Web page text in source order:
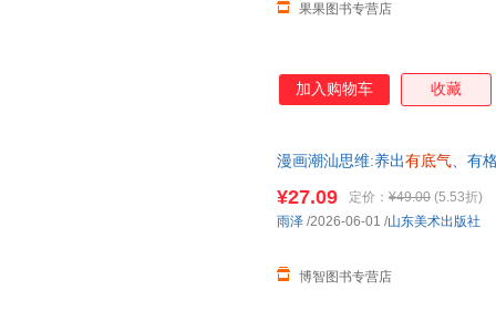
果果图书专营店
加入购物车 收藏
漫画潮汕思维:养出有底气、有
¥27.09 定价： ¥49.00 (5.53折)
博智图书专营店
雨泽 /2026-06-01 /山东美术出版社